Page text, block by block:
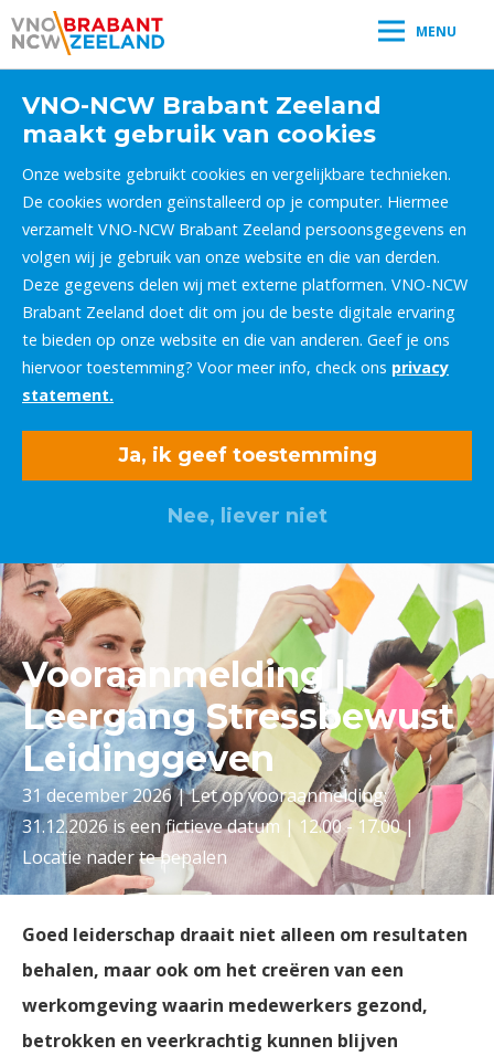
MENU
VNO-NCW Brabant Zeeland
maakt gebruik van cookies
Onze website gebruikt cookies en vergelijkbare technieken.
De cookies worden geïnstalleerd op je computer. Hiermee
verzamelt VNO-NCW Brabant Zeeland persoonsgegevens en
volgen wij je gebruik van onze website en die van derden.
Deze gegevens delen wij met externe platformen. VNO-NCW
Brabant Zeeland doet dit om jou de beste digitale ervaring
te bieden op onze website en die van anderen. Geef je ons
hiervoor toestemming? Voor meer info, check ons privacy
statement.
Ja, ik geef toestemming
Nee, liever niet
Vooraanmelding |
Leergang Stressbewust
Leidinggeven
31 december 2026 | Let op vooraanmelding:
31.12.2026 is een fictieve datum | 12.00 - 17.00 |
Locatie nader te bepalen
Goed leiderschap draait niet alleen om resultaten
behalen, maar ook om het creëren van een
werkomgeving waarin medewerkers gezond,
betrokken en veerkrachtig kunnen blijven